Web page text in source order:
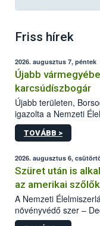
Friss hírek
2026. augusztus 7, péntek
Újabb
karcsúdíszbogár
Újabb területen,
igazolta a Nemzeti
kőrisrontó
kártevőt nem csak
az intenzív felderítést,
hatósággal is
TOVÁBB >
2026. augusztus 6,
Szüret után is
az amerikai
A Nemzeti
növényvédő szer –
engedélyokiratát